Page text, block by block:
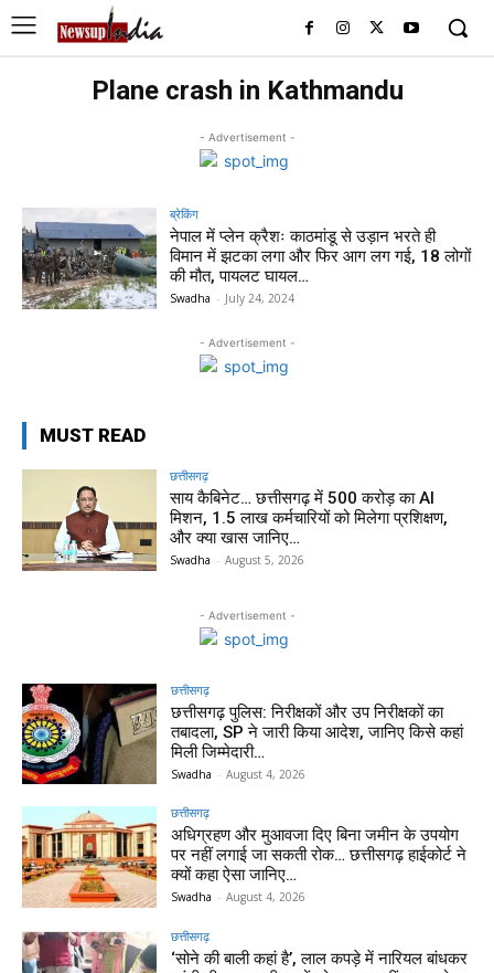
Plane crash in Kathmandu
- Advertisement -
ब्रेकिंग
नेपाल में प्लेन क्रैशः काठमांडू से उड़ान भरते ही
विमान में झटका लगा और फिर आग लग गई, 18 लोगों
की मौत, पायलट घायल…
Swadha - July 24, 2024
- Advertisement -
MUST READ
छत्तीसगढ़
साय कैबिनेट… छत्तीसगढ़ में 500 करोड़ का AI
मिशन, 1.5 लाख कर्मचारियों को मिलेगा प्रशिक्षण,
और क्या खास जानिए…
Swadha - August 5, 2026
- Advertisement -
छत्तीसगढ़
छत्तीसगढ़ पुलिस: निरीक्षकों और उप निरीक्षकों का
तबादला, SP ने जारी किया आदेश, जानिए किसे कहां
मिली जिम्मेदारी…
Swadha - August 4, 2026
छत्तीसगढ़
अधिग्रहण और मुआवजा दिए बिना जमीन के उपयोग
पर नहीं लगाई जा सकती रोक… छत्तीसगढ़ हाईकोर्ट ने
क्यों कहा ऐसा जानिए…
Swadha - August 4, 2026
छत्तीसगढ़
‘सोने की बाली कहां है’, लाल कपड़े में नारियल बांधकर